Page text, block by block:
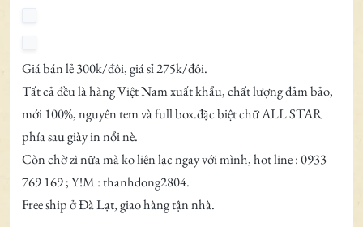
Giá bán lẻ 300k/đôi, giá sỉ 275k/đôi.
Tất cả đều là hàng Việt Nam xuất khẩu, chất lượng đảm bảo,
mới 100%, nguyên tem và full box.đặc biệt chữ ALL STAR
phía sau giày in nổi nè.
Còn chờ zì nữa mà ko liên lạc ngay với mình, hot line : 0933
769 169 ; Y!M : thanhdong2804.
Free ship ở Đà Lạt, giao hàng tận nhà.